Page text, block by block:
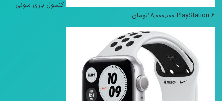
کنسول بازی سونی
PlayStation 6 ۱۸,۰۰۰,۰۰۰تومان